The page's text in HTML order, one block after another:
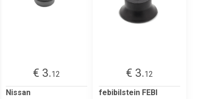
€ 3.12
Nissan
€ 3.12
febibilstein FEBI